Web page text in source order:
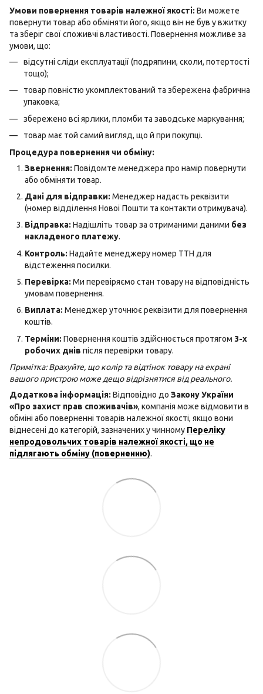
Умови повернення товарів належної якості: Ви можете
повернути товар або обміняти його, якщо він не був у вжитку
та зберіг свої споживчі властивості. Повернення можливе за
умови, що:
відсутні сліди експлуатації (подряпини, сколи, потертості
тощо);
товар повністю укомплектований та збережена фабрична
упаковка;
збережено всі ярлики, пломби та заводське маркування;
товар має той самий вигляд, що й при покупці.
Процедура повернення чи обміну:
Звернення: Повідомте менеджера про намір повернути
або обміняти товар.
Дані для відправки: Менеджер надасть реквізити
(номер відділення Нової Пошти та контакти отримувача).
Відправка: Надішліть товар за отриманими даними без
накладеного платежу.
Контроль: Надайте менеджеру номер ТТН для
відстеження посилки.
Перевірка: Ми перевіряємо стан товару на відповідність
умовам повернення.
Виплата: Менеджер уточнює реквізити для повернення
коштів.
Терміни: Повернення коштів здійснюється протягом 3-х
робочих днів після перевірки товару.
Примітка: Врахуйте, що колір та відтінок товару на екрані
вашого пристрою може дещо відрізнятися від реального.
Додаткова інформація: Відповідно до Закону України
«Про захист прав споживачів», компанія може відмовити в
обміні або поверненні товарів належної якості, якщо вони
віднесені до категорій, зазначених у чинному Переліку
непродовольчих товарів належної якості, що не
підлягають обміну (поверненню).